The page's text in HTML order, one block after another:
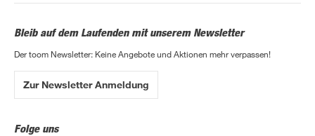
Bleib auf dem Laufenden mit unserem Newsletter
Der toom Newsletter: Keine Angebote und Aktionen mehr verpassen!
Zur Newsletter Anmeldung
Folge uns